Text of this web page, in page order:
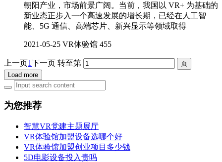
朝阳产业，市场前景广阔。当前，我国以 VR+ 为基础的
新业态正步入一个高速发展的增长期，已经在人工智
能、5G 通信、高端芯片、新兴显示等领域取得
2021-05-25 VR体验馆 455
上一页1下一页 转至第
Load more
为您推荐
智慧VR党建主题展厅
VR体验馆加盟设备选哪个好
VR体验馆加盟创业项目多少钱
5D电影设备投入贵吗